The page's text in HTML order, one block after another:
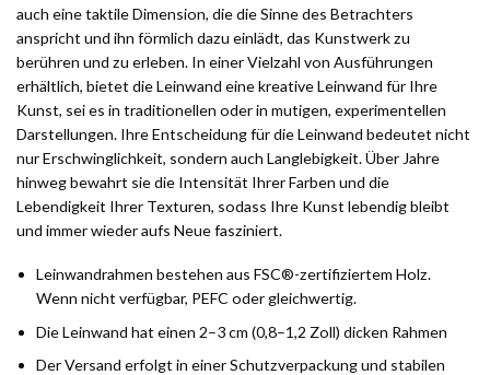
auch eine taktile Dimension, die die Sinne des Betrachters
anspricht und ihn förmlich dazu einlädt, das Kunstwerk zu
berühren und zu erleben. In einer Vielzahl von Ausführungen
erhältlich, bietet die Leinwand eine kreative Leinwand für Ihre
Kunst, sei es in traditionellen oder in mutigen, experimentellen
Darstellungen. Ihre Entscheidung für die Leinwand bedeutet nicht
nur Erschwinglichkeit, sondern auch Langlebigkeit. Über Jahre
hinweg bewahrt sie die Intensität Ihrer Farben und die
Lebendigkeit Ihrer Texturen, sodass Ihre Kunst lebendig bleibt
und immer wieder aufs Neue fasziniert.
Leinwandrahmen bestehen aus FSC®-zertifiziertem Holz.
Wenn nicht verfügbar, PEFC oder gleichwertig.
Die Leinwand hat einen 2–3 cm (0,8–1,2 Zoll) dicken Rahmen
Der Versand erfolgt in einer Schutzverpackung und stabilen